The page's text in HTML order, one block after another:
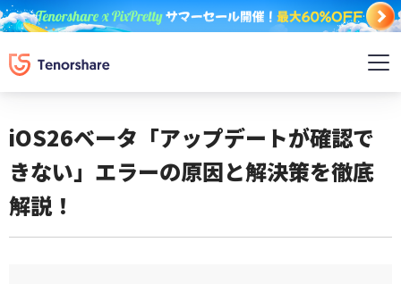
iOS26ベータ「アップデートが確認で
きない」エラーの原因と解決策を徹底
解説！